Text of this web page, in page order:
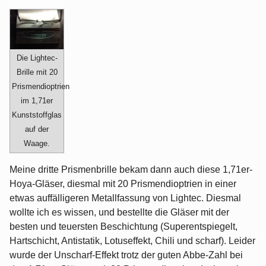
Die Lightec-
Brille mit 20
Prismendioptrien
im 1,71er
Kunststoffglas
auf der
Waage.
Meine dritte Prismenbrille bekam dann auch diese 1,71er-
Hoya-Gläser, diesmal mit 20 Prismendioptrien in einer
etwas auffälligeren Metallfassung von Lightec. Diesmal
wollte ich es wissen, und bestellte die Gläser mit der
besten und teuersten Beschichtung (Superentspiegelt,
Hartschicht, Antistatik, Lotuseffekt, Chili und scharf). Leider
wurde der Unscharf-Effekt trotz der guten Abbe-Zahl bei